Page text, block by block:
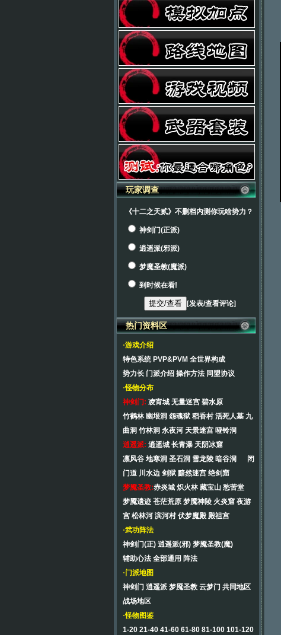
玩家调查
《十二之天贰》不删档内测你玩啥势力？
神剑门(正派)
逍遥派(邪派)
梦魔圣教(魔派)
到时候在看!
[发表/查看评论]
热门资料区
·游戏介绍
特色系统 PVP&PVM 全世界构成
势力长 门派介绍 操作方法 同盟协议
·怪物分布
神剑门: 凌宵城 无量迷宫 碧水原
竹鹤林 幽垠洞 怨魂狱 稻香村 活死人墓 九
曲洞 竹林洞 永夜河 天景迷宫 哑铃洞
逍遥派: 逍遥城 长青瀑 天阴冰窟
凛风谷 地寒洞 圣石洞 雪龙陵 暗谷洞
闭
门道 川水边 剑狱 黯然迷宫 绝剑窟
梦魇圣教:赤炎城 炽火林 藏宝山 愁苦堂
梦魇遗迹 苍茫荒原 梦魇神陵 火炎窟 夜游
宫 松林河 滨河村 伏梦魔殿 殿祖宫
·武功阵法
神剑门(正) 逍遥派(邪) 梦魇圣教(魔)
辅助心法 全部通用 阵法
·门派地图
神剑门 逍遥派 梦魇圣教 云梦门 共同地区
战场地区
·怪物图鉴
1-20 21-40 41-60 61-80 81-100 101-120